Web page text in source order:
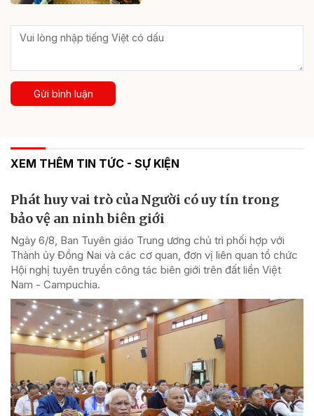
Gửi bình luận
XEM THÊM TIN TỨC - SỰ KIỆN
Phát huy vai trò của Người có uy tín trong
bảo vệ an ninh biên giới
Ngày 6/8, Ban Tuyên giáo Trung ương chủ trì phối hợp với
Thành ủy Đồng Nai và các cơ quan, đơn vị liên quan tổ chức
Hội nghị tuyên truyền công tác biên giới trên đất liền Việt
Nam - Campuchia.